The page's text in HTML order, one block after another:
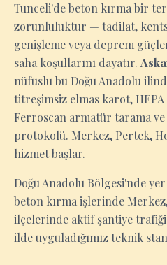
Tunceli'de beton kırma bir
zorunluluktur — tadilat,
genişleme veya deprem
saha koşullarını dayatır.
nüfuslu bu Doğu Anadolu
titreşimsiz elmas karot,
Ferroscan armatür tarama ve
protokolü. Merkez, Pertek,
hizmet başlar.
Doğu Anadolu Bölgesi'nde
beton kırma işlerinde
ilçelerinde aktif şantiye
ilde uyguladığımız teknik